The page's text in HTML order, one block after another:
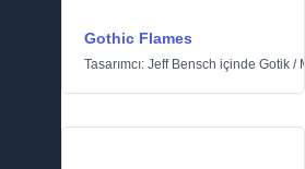
Gothic Flames
Tasarımcı: Jeff Bensch içinde Gotik /